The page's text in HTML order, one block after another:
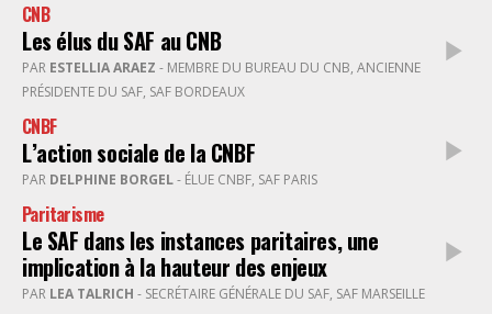
CNB
Les élus du SAF au CNB
PAR ESTELLIA ARAEZ
PRÉSIDENTE DU SAF, SAF BORDEAUX
CNBF
L’action sociale de la CNBF
PAR DELPHINE BORGEL- ÉLUE CNBF, SAF PARIS
Paritarisme
Le SAF dans les instances paritaires, une
implication à la hauteur des enjeux
PAR LEA TALRICH - SECRÉTAIRE GÉNÉRALE DU SAF, SAF MARSEILLE